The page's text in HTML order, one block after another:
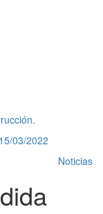
03/2022
Noticias